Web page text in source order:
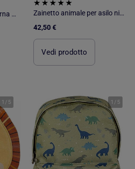
Zaino per la scuola materna in cotone a - SAUTHON
Zainetto animale per asilo nido e scuola materna | Sassi Junior
42,50 €
Vedi prodotto
1 / 5 1 / 5